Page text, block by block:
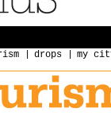
drops my